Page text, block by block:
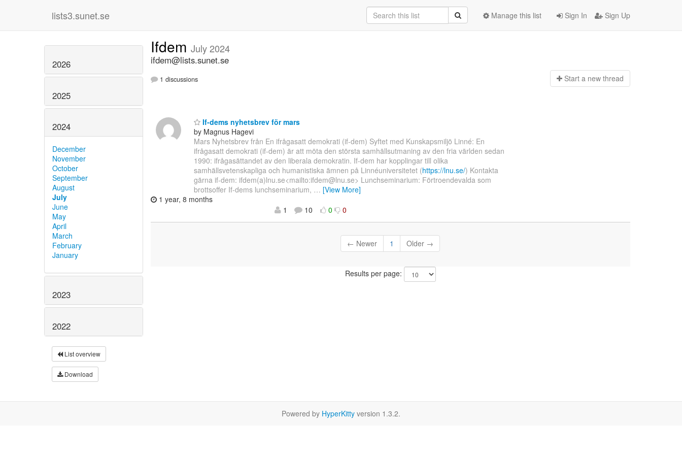
lists3.sunet.se Sign In Sign Up
Manage this list
2026
2025
2024
December
November
October
September
August
July
June
May
April
March
February
January
2023
2022
List overview
Download
Ifdem July 2024
ifdem@lists.sunet.se
1 discussions Start a new thread
If-dems nyhetsbrev för mars
by Magnus Hagevi
Mars Nyhetsbrev från En ifrågasatt demokrati (if-dem) Syftet med Kunskapsmiljö Linné: En
ifrågasatt demokrati (if-dem) är att möta den största samhällsutmaning av den fria världen sedan
1990: ifrågasättandet av den liberala demokratin. If-dem har kopplingar till olika
samhällsvetenskapliga och humanistiska ämnen på Linnéuniversitetet (https://lnu.se/) Kontakta
gärna if-dem: ifdem(a)lnu.se<mailto:ifdem@lnu.se> Lunchseminarium: Förtroendevalda som
brottsoffer If-dems lunchseminarium, … [View More]
1 year, 8 months
1
10 0 0
← Newer 1 Older →
Results per page:
Powered by HyperKitty version 1.3.2.